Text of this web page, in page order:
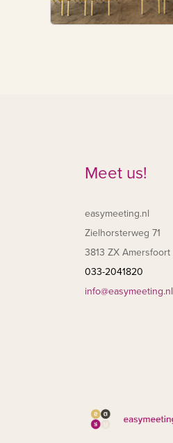
Meet us!
easymeeting.nl
Zielhorsterweg 71
3813 ZX Amersfoort
033-2041820
info@easymeeting.nl